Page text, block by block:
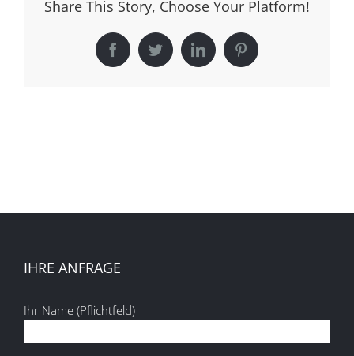
Share This Story, Choose Your Platform!
FacebookTwitterLinkedInPinterest
IHRE ANFRAGE
Ihr Name (Pflichtfeld)